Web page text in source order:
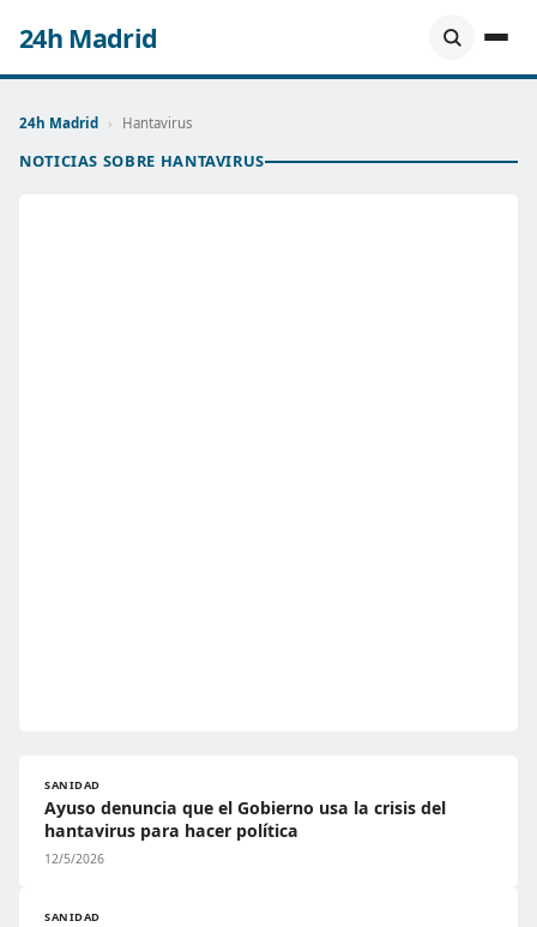
24h Madrid
24h Madrid › Hantavirus
NOTICIAS SOBRE HANTAVIRUS
SANIDAD
Ayuso denuncia que el Gobierno usa la crisis del
hantavirus para hacer política
12/5/2026
SANIDAD